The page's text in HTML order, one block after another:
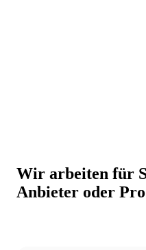
Wir arbeiten für
Anbieter oder